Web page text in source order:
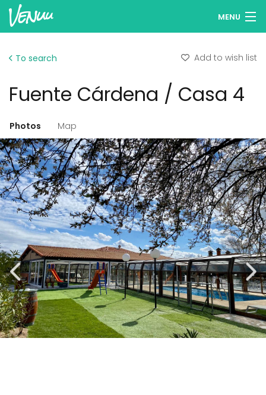
MENU
Log in
Add your venue
To search Add to wish list
Fuente Cárdena / Casa 4
Photos Map